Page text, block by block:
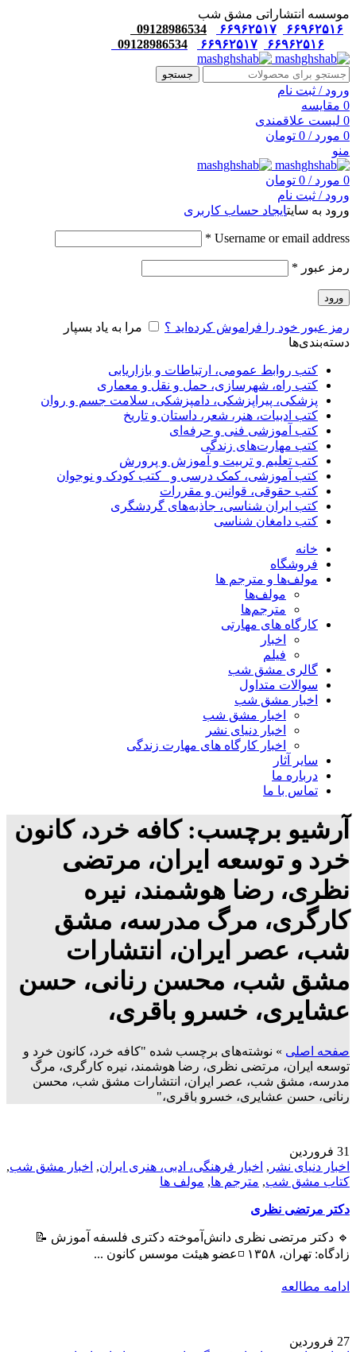
موسسه انتشاراتی مشق شب
۶۶۹۶۲۵۱۶
۶۶۹۶۲۵۱۷
09128986534
۶۶۹۶۲۵۱۶
۶۶۹۶۲۵۱۷ 09128986534
جستجو
ورود / ثبت نام
0 مقایسه
0 لیست علاقمندی
0 مورد /
0 تومان
منو
0 مورد /
0 تومان
ورود / ثبت نام
ورود به سایتایجاد حساب کاربری
Username or email address
*
رمز عبور *
ورود
رمز عبور خود را فراموش کرده‌اید ؟
مرا به یاد بسپار
دسته‌بندی‌ها
کتب روابط عمومی، ارتباطات و بازاریابی
کتب راه، شهرسازی، حمل و نقل و معماری
پزشکی، پیراپزشکی، دامپزشکی، سلامت جسم و روان
کتب ادبیات، هنر، شعر، داستان و تاریخ
کتب آموزشی فنی و حرفه‌ای
کتب مهارت‌های زندگی
کتب تعلیم و تربیت و آموزش و پرورش
کتب آموزشی، کمک درسی و _کتب کودک و نوجوان
کتب حقوقی، قوانین و مقررات
کتب ایران شناسی، جاذبه‌های گردشگری
کتب دامغان شناسی
خانه
فروشگاه
مولف‌ها و مترجم ها
مولف‌ها
مترجم‌ها
کارگاه های مهارتی
اخبار
فیلم
گالری مشق شب
سوالات متداول
اخبار مشق شب
اخبار مشق شب
اخبار دنیای نشر
اخبار کارگاه های مهارت زندگی
سایر آثار
درباره ما
تماس با ما
آرشیو برچسب: کافه خرد، کانون
خرد و توسعه ایران، مرتضی
نظری، رضا هوشمند، نیره
کارگری، مرگ مدرسه، مشق
شب، عصر ایران، انتشارات
مشق شب، محسن رنانی، حسن
عشایری، خسرو باقری،
صفحه اصلی » نوشته‌های برچسب شده "کافه خرد، کانون خرد و
توسعه ایران، مرتضی نظری، رضا هوشمند، نیره کارگری، مرگ
مدرسه، مشق شب، عصر ایران، انتشارات مشق شب، محسن
رنانی، حسن عشایری، خسرو باقری،"
31 فروردین
اخبار دنیای نشر , اخبار فرهنگی، ادبی، هنری ایران, اخبار مشق شب,
کتاب مشق شب, مترجم ها, مولف ها
دکتر مرتضی نظری
🔹 دکتر مرتضی نظری دانش‌آموخته دکتری فلسفه آموزش 📝
زادگاه: تهران، ۱۳۵۸ ◽عضو هیئت موسس کانون ...
ادامه مطالعه
27 فروردین